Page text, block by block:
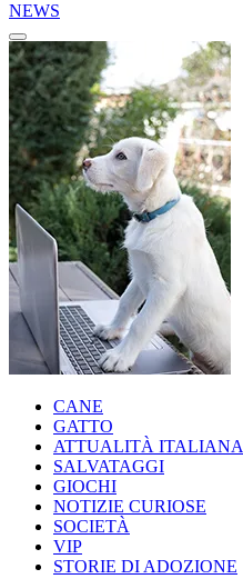
NEWS
CANE
GATTO
ATTUALITÀ ITALIANA
SALVATAGGI
GIOCHI
NOTIZIE CURIOSE
SOCIETÀ
VIP
STORIE DI ADOZIONE